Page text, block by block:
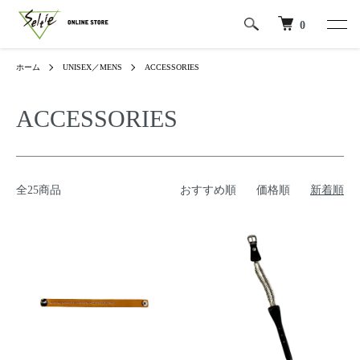
0
ホーム UNISEX／MENS ACCESSORIES
ACCESSORIES
全25商品 おすすめ順 価格順 新着順